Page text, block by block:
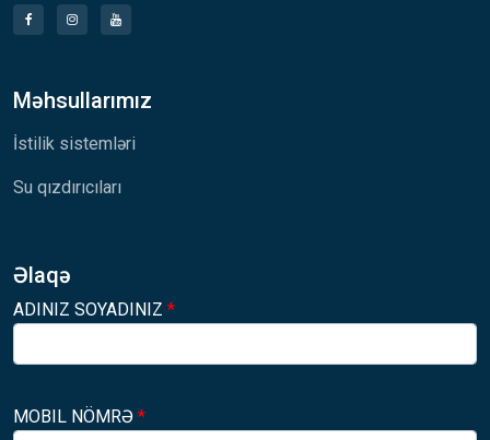
Məhsullarımız
İstilik sistemləri
Su qızdırıcıları
Əlaqə
ADINIZ SOYADINIZ *
MOBIL NÖMRƏ *